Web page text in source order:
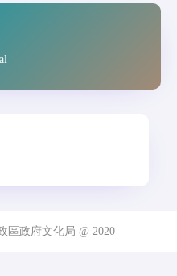
區政府文化局 @ 2020